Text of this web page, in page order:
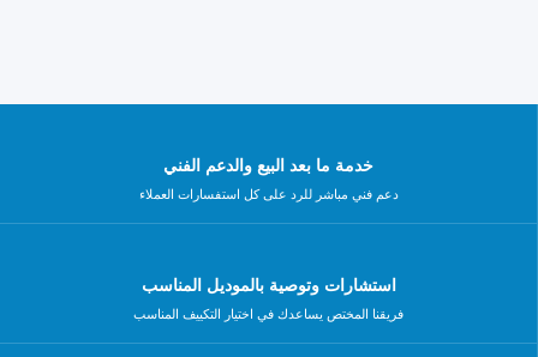
خدمة ما بعد البيع والدعم الفني
دعم فني مباشر للرد على كل استفسارات العملاء
استشارات وتوصية بالموديل المناسب
فريقنا المختص يساعدك في اختيار التكييف المناسب